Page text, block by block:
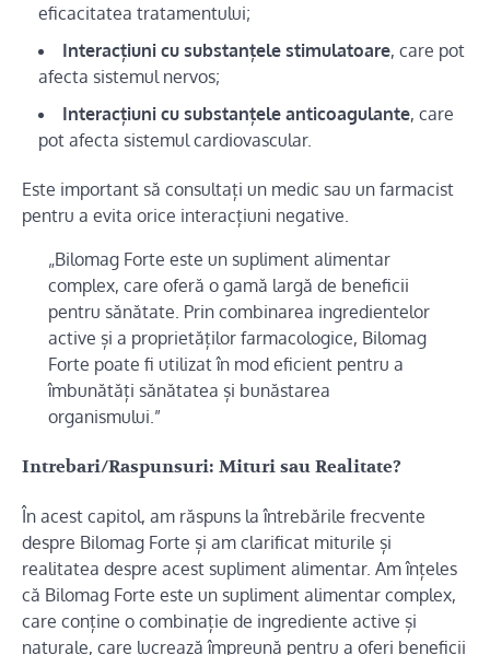
eficacitatea tratamentului;
Interacțiuni cu substanțele stimulatoare, care pot
afecta sistemul nervos;
Interacțiuni cu substanțele anticoagulante, care
pot afecta sistemul cardiovascular.
Este important să consultați un medic sau un farmacist
pentru a evita orice interacțiuni negative.
„Bilomag Forte este un supliment alimentar
complex, care oferă o gamă largă de beneficii
pentru sănătate. Prin combinarea ingredientelor
active și a proprietăților farmacologice, Bilomag
Forte poate fi utilizat în mod eficient pentru a
îmbunătăți sănătatea și bunăstarea
organismului.”
Intrebari/Raspunsuri: Mituri sau Realitate?
În acest capitol, am răspuns la întrebările frecvente
despre Bilomag Forte și am clarificat miturile și
realitatea despre acest supliment alimentar. Am înțeles
că Bilomag Forte este un supliment alimentar complex,
care conține o combinație de ingrediente active și
naturale, care lucrează împreună pentru a oferi beneficii